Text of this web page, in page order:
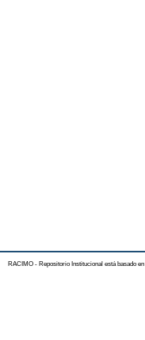
RACIMO - Repositorio Institucional está basado en